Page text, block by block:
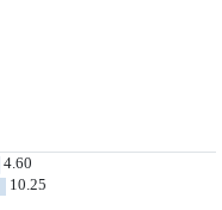
4.60
10.25